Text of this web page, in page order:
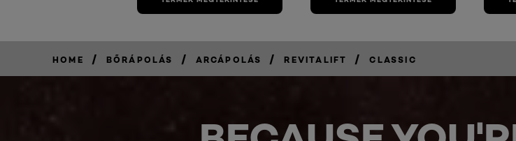
HOME / BŐRÁPOLÁS / ARCÁPOLÁS / REVITALIFT / CLASSIC